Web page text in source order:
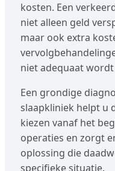
kosten. Een
niet alleen geld
maar ook extra
niet adequaat
Een grondige
slaapkliniek helpt u
kiezen vanaf het
operaties en zorgt
oplossing die
specifieke situatie.